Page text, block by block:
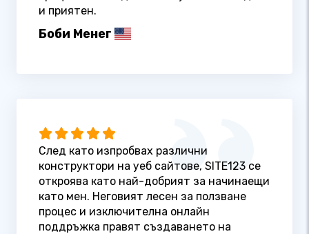
и приятен.
Боби Менег
След като изпробвах различни
конструктори на уеб сайтове, SITE123 се
откроява като най-добрият за начинаещи
като мен. Неговият лесен за ползване
процес и изключителна онлайн
поддръжка правят създаването на